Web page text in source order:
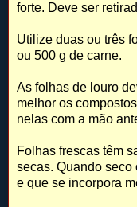
forte. Deve ser
Utilize duas ou três
ou 500 g de carne.
As folhas de louro
melhor os
nelas com a mão
Folhas frescas têm
secas. Quando seco
e que se incorpora